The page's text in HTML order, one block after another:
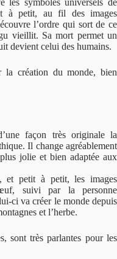
les symboles universels de
à petit, au fil des images
l’ordre qui sort de ce
vieillit. Sa mort permet un
devient celui des humains.
la création du monde, bien
façon très originale la
Il change agréablement
jolie et bien adaptée aux
et petit à petit, les images
suivi par la personne
ci va créer le monde depuis
et l’herbe.
sont très parlantes pour les